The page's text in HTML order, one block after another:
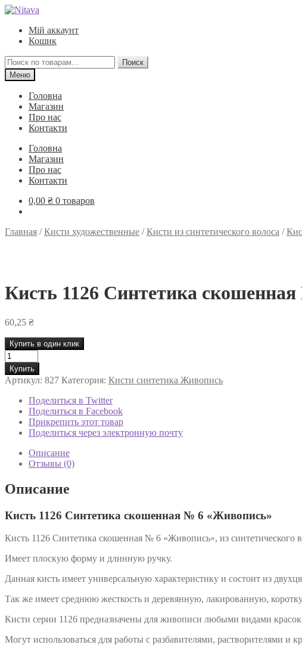
Перейти
навигации
Перейти
содержимому
Мій аккаунт
Кошик
Искать:
Поиск
Меню
Головна
Магазин
Про нас
Контакти
Головна
Магазин
Про нас
Контакти
0,00 ₴ 0 товаров
Главная /Кисти художественные /Кисти из синтетического волоса /
Кисть 1126 Синтетика
60,25 ₴
Купить в один клик
Количество
товара
Кисть
1126
Синтетика
скошенная
«Живопись»
Купить
Артикул: 827 Категория: Кисти синтетика Живопись
Поделиться в Twitter
Поделиться в Facebook
Прикрепить этот товар
Поделиться через электронную почту
Описание
Отзывы (0)
Описание
Кисть 1126 Синтетика скошенная № 6 «Живопись»
Кисть 1126 Синтетика скошенная № 6 «Живопись», из синтетического
Имеет плоскую форму и длинную ручку.
Данная кисть имеет универсальную характеристику и состоит из
Так же имеет среднюю жесткость и деревянную, лакированную,
Кисти серии 1126 предназначены для живописи любыми видами
Могут использоваться для работы с разбавителями, растворителями и